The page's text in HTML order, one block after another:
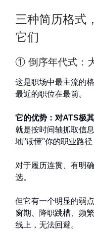
三种简历格式
它们
① 倒序年代式：
这是职场中最主流的
最近的职位在最前。
它的优势：对ATS极其
就是按时间轴抓取信
地"读懂"你的职业路径
对于履历连贯、有明
选。
但它有一个明显的弱点
窗期、降职跳槽、频
线上，无法回避。